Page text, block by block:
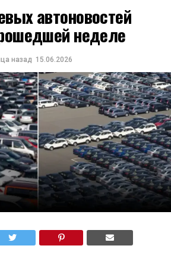
автоновостей
неделе
назад 15.06.2026